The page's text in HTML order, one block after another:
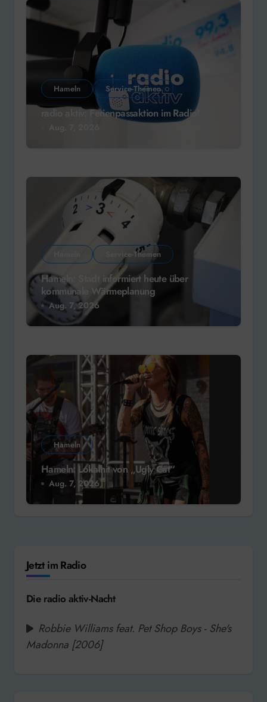
Hameln Service-Themen
radio aktiv: Ferienpassaktion im Radio!
Service-Themen
Hameln: Stadt informiert heute über
kommunale Wärmeplanung
Aug. 7, 2026
Hameln
Hameln: Lokalhit von „Ugly Cat“
Aug. 7, 2026
Jetzt im Radio
Die radio aktiv-Nacht
Robbie Williams feat. Pet Shop Boys - She's
Madonna [2006]